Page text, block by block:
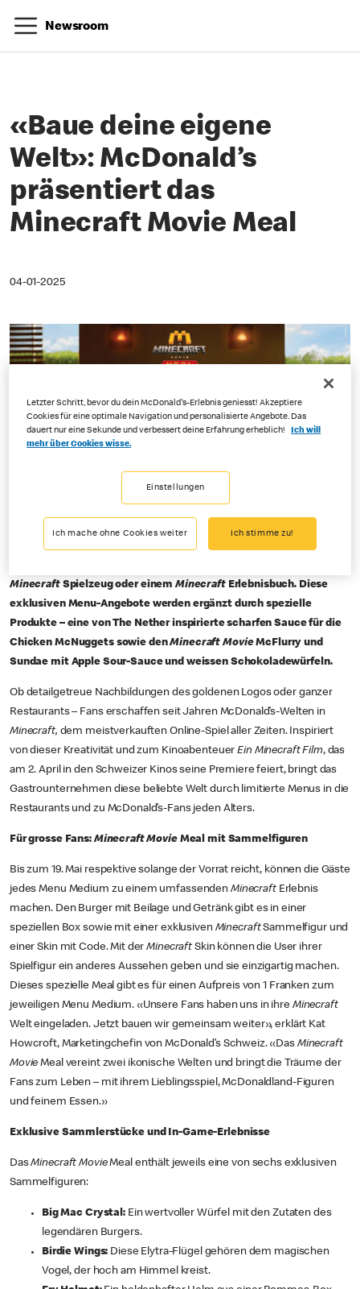
Newsroom
«Baue deine eigene
Welt»: McDonald’s
präsentiert das
Minecraft Movie Meal
04-01-2025
Fans können ihren Kreativmodus zur
Filmpremiere bei McDonald’s Schweiz aktivieren: mit dem
limitierten
Meal mit exklusiven Sammelfiguren
MinecraftSpielzeug oder einem MinecraftErlebnisbuch. Diese
exklusiven Menu-Angebote werden ergänzt durch spezielle
Produkte – eine von The Nether inspirierte scharfen Sauce für die
Chicken McNuggets sowie denMinecraft MovieMcFlurry und
Sundae mit Apple Sour-Sauce und weissen Schokoladewürfeln.
Ob detailgetreue Nachbildungen des goldenen Logos oder ganzer
Restaurants – Fans erschaffen seit Jahren McDonald’s-Welten in
Minecraft, dem meistverkauften Online-Spiel aller Zeiten. Inspiriert
von dieser Kreativität und zum KinoabenteuerEin Minecraft Film, das
am 2. April in den Schweizer Kinos seine Premiere feiert, bringt das
Gastrounternehmen diese beliebte Welt durch limitierte Menus in die
Restaurants und zu McDonald’s-Fans jeden Alters.
Für grosse Fans: Minecraft MovieMeal mit Sammelfiguren
Bis zum 19. Mai respektive solange der Vorrat reicht, können die Gäste
jedes Menu Medium zu einem umfassenden MinecraftErlebnis
machen. Den Burger mit Beilage und Getränk gibt es in einer
speziellen Box sowie mit einer exklusiven MinecraftSammelfigur und
einer Skin mit Code. Mit derMinecraft Skin können die User ihrer
Spielfigur ein anderes Aussehen geben und sie einzigartig machen.
Dieses spezielle Meal gibt es für einen Aufpreis von 1 Franken zum
jeweiligen Menu Medium. «Unsere Fans haben uns in ihre Minecraft
Welt eingeladen. Jetzt bauen wir gemeinsam weiter», erklärt Kat
Howcroft, Marketingchefin von McDonald’s Schweiz. «Das Minecraft
Movie Meal vereint zwei ikonische Welten und bringt die Träume der
Fans zum Leben – mit ihrem Lieblingsspiel, McDonaldland-Figuren
und feinem Essen.»
Exklusive Sammlerstücke und In-Game-Erlebnisse
DasMinecraft MovieMeal enthält jeweils eine von sechs exklusiven
Sammelfiguren:
Big Mac Crystal: Ein wertvoller Würfel mit den Zutaten des
legendären Burgers.
Birdie Wings: Diese Elytra-Flügel gehören dem magischen
Vogel, der hoch am Himmel kreist.
Letzter Schritt, bevor du dein McDonald's-Erlebnis geniesst! Akzeptiere
Cookies für eine optimale Navigation und personalisierte Angebote. Das
dauert nur eine Sekunde und verbessert deine Erfahrung erheblich!
Ich will
mehr über Cookies wisse.
Einstellungen
Ich mache ohne Cookies weiter Ich stimme zu!